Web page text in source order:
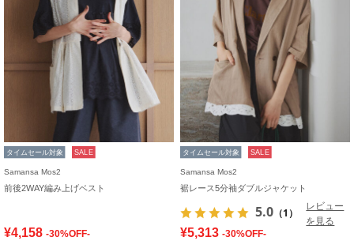
タイムセール対象 SALE
Samansa Mos2
前後2WAY編み上げベスト
¥4,158 -30%OFF-
タイムセール対象 SALE
Samansa Mos2
裾レース5分袖ダブルジャケット
5.0 （1）
レビュー
を見る
¥5,313 -30%OFF-